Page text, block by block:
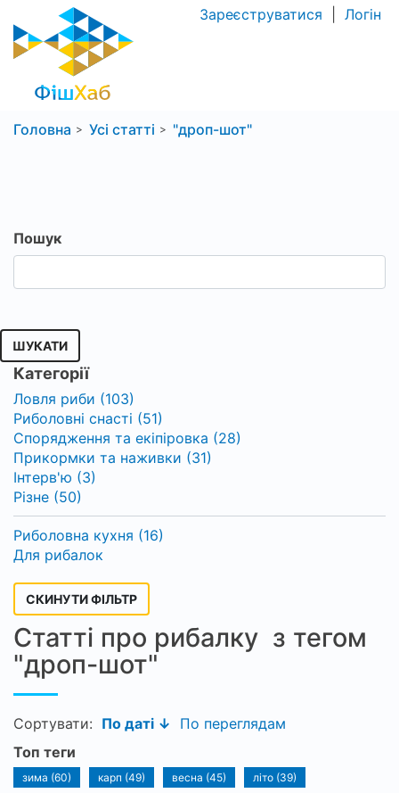
Зареєструватися Логін
Головна Усі статті "дроп-шот"
Пошук
ШУКАТИ
Категорії
Ловля риби (103)
Риболовні снасті (51)
Спорядження та екіпіровка (28)
Прикормки та наживки (31)
Інтерв'ю (3)
Різне (50)
Риболовна кухня (16)
Для рибалок
СКИНУТИ ФІЛЬТР
Статті про рибалку з тегом
"дроп-шот"
Сортувати: По даті ↓
По переглядам
Топ теги
зима (60) карп (49) весна (45) літо (39)